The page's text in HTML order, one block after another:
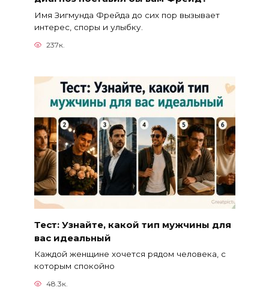
Имя Зигмунда Фрейда до сих пор вызывает
интерес, споры и улыбку.
237к.
Тест: Узнайте, какой тип мужчины для
вас идеальный
Каждой женщине хочется рядом человека, с
которым спокойно
48.3к.